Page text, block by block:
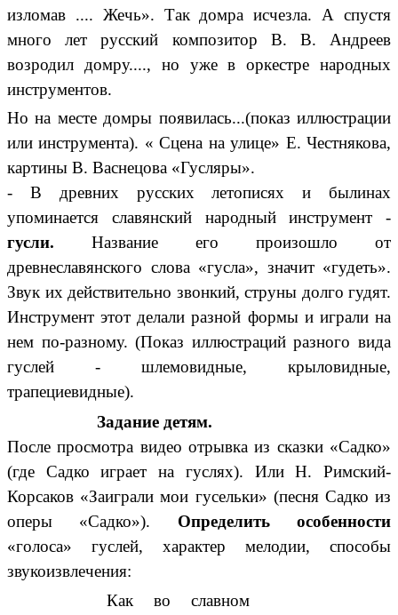
изломав .... Жечь». Так домра исчезла. А спустя
много лет русский композитор В. В. Андреев
возродил домру...., но уже в оркестре народных
инструментов.
Но на месте домры появилась...(показ иллюстрации
или инструмента). « Сцена на улице» Е. Честнякова,
картины В. Васнецова «Гусляры».
- В древних русских летописях и былинах
упоминается славянский народный инструмент -
гусли. Название его произошло от
древнеславянского слова «гусла», значит «гудеть».
Звук их действительно звонкий, струны долго гудят.
Инструмент этот делали разной формы и играли на
нем по-разному. (Показ иллюстраций разного вида
гуслей - шлемовидные, крыловидные,
трапециевидные).
Задание детям.
После просмотра видео отрывка из сказки «Садко»
(где Садко играет на гуслях). Или Н. Римский-
Корсаков «Заиграли мои гусельки» (песня Садко из
оперы «Садко»). Определить особенности
«голоса» гуслей, характер мелодии, способы
звукоизвлечения:
Как во славном